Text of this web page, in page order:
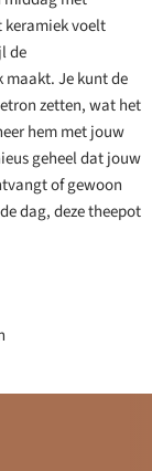
keramiek voelt
de
maakt. Je kunt de
zetten, wat het
hem met jouw
geheel dat jouw
of gewoon
dag, deze theepot